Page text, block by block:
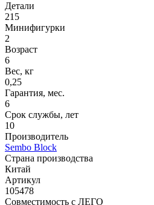
Детали
215
Минифигурки
2
Возраст
6
Вес, кг
0,25
Гарантия, мес.
6
Срок службы, лет
10
Производитель
Sembo Block
Страна производства
Китай
Артикул
105478
Совместимость с ЛЕГО